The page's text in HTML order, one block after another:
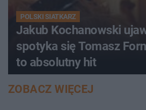
POLSKI SIATKARZ
Jakub Kochanowski
spotyka się Tomasz
to absolutny hit
ZOBACZ WIĘCEJ